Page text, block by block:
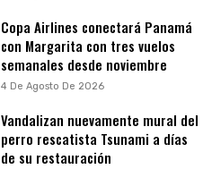
Copa Airlines conectará Panamá
con Margarita con tres vuelos
semanales desde noviembre
4 De Agosto De 2026
Vandalizan nuevamente mural del
perro rescatista Tsunami a días
de su restauración